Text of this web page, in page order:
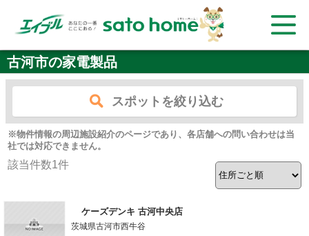
古河市の家電製品
スポットを絞り込む
※物件情報の周辺施設紹介のページであり、各店舗への問い合わせは当
社では対応できません。
該当件数1件
ケーズデンキ 古河中央店
茨城県古河市西牛谷